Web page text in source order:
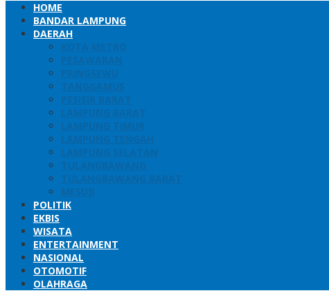
HOME
BANDAR LAMPUNG
DAERAH
KOTA METRO
PESAWARAN
PRINGSEWU
TANGGAMUS
PESISIR BARAT
LAMPUNG BARAT
LAMPUNG TIMUR
LAMPUNG TENGAH
LAMPUNG SELATAN
TULANGBAWANG
TULANGBAWANG BARAT
MESUJI
POLITIK
EKBIS
WISATA
ENTERTAINMENT
NASIONAL
OTOMOTIF
OLAHRAGA